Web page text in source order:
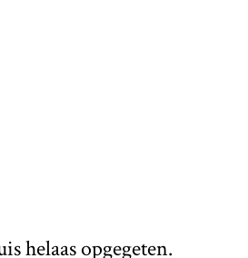
helaas opgegeten.